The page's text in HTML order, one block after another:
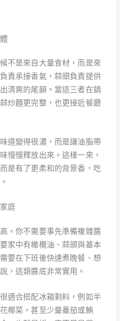
不是來自大量食材，而是來
責承接香氣，蒜頭負責提供
清爽的尾韻。當這三者在鍋
炒麵更完整，也更接近餐廳
道變得很濃，而是讓油脂帶
慢慢釋放出來。這樣一來，
是有了更柔和的背景香，吃
庭
。你不需要事先準備複雜醬
家中有橄欖油、蒜頭與基本
要在下班後快速煮晚餐、想
，這類醬底非常實用。
適合搭配冰箱剩料，例如半
椰菜，甚至少量番茄或鮪